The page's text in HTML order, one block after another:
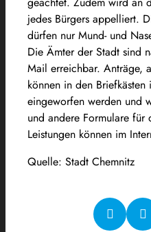
jedes Bürgers appelliert.
dürfen nur Mund- und
Die Ämter der Stadt sind
Mail erreichbar. Anträge,
können in den
eingeworfen werden und
und andere Formulare für
Leistungen können im
Quelle: Stadt Chemnitz